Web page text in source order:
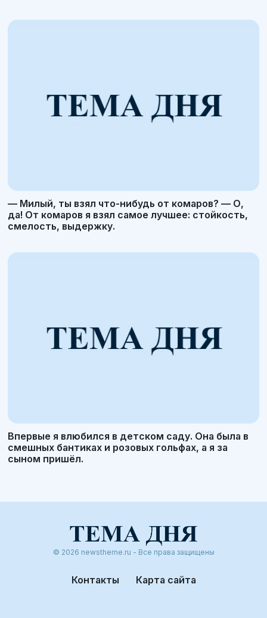
— Милый, ты взял что-нибудь от комаров? — О,
да! От комаров я взял самое лучшее: стойкость,
смелость, выдержку.
Впервые я влюбился в детском саду. Она была в
смешных бантиках и розовых гольфах, а я за
сыном пришёл.
© 2026 newstheme.ru - Все права защищены
Контакты Карта сайта